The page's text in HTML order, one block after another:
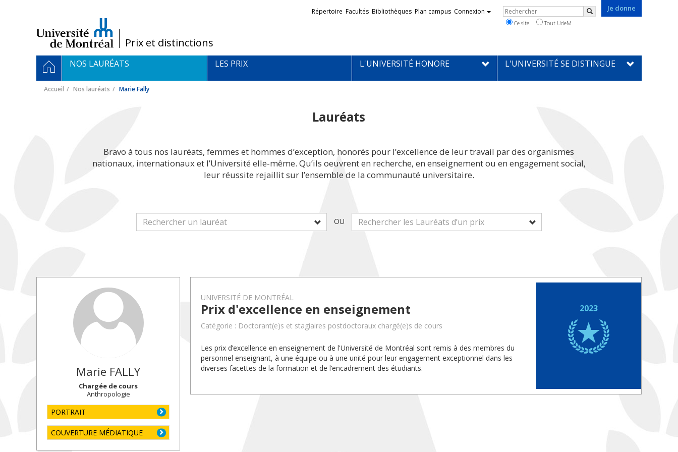
/Prix et distinctions
Je donne
Liens
externes
Répertoire Facultés Bibliothèques Plan campus Connexion Rechercher
Rechercher
Ce site Tout UdeM
Navigation
principale
ACCUEIL
NOS LAURÉATS LES PRIX L'UNIVERSITÉ HONORE L'UNIVERSITÉ SE DISTINGUE
Accueil Nos lauréats Marie Fally
Lauréats
Bravo à tous nos lauréats, femmes et hommes d’exception, honorés pour l’excellence de leur travail par des organismes
nationaux, internationaux et l’Université elle-même. Qu’ils oeuvrent en recherche, en enseignement ou en engagement social,
leur réussite rejaillit sur l’ensemble de la communauté universitaire.
OU
Marie FALLY
Chargée de cours
Anthropologie
PORTRAIT
COUVERTURE MÉDIATIQUE
UNIVERSITÉ DE MONTRÉAL
Prix d'excellence en enseignement
Catégorie : Doctorant(e)s et stagiaires postdoctoraux chargé(e)s de cours
Les prix d’excellence en enseignement de l'Université de Montréal sont remis à des membres du
personnel enseignant, à une équipe ou à une unité pour leur engagement exceptionnel dans les
diverses facettes de la formation et de l’encadrement des étudiants.
2023